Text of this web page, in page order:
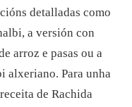
detalladas como
a versión con
arroz e pasas ou a
alxeriano. Para unha
de Rachida